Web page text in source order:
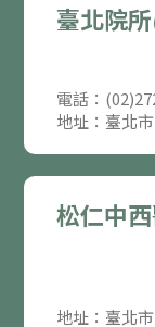
臺北院所
電話：
地址：臺北
松仁中
地址：臺北